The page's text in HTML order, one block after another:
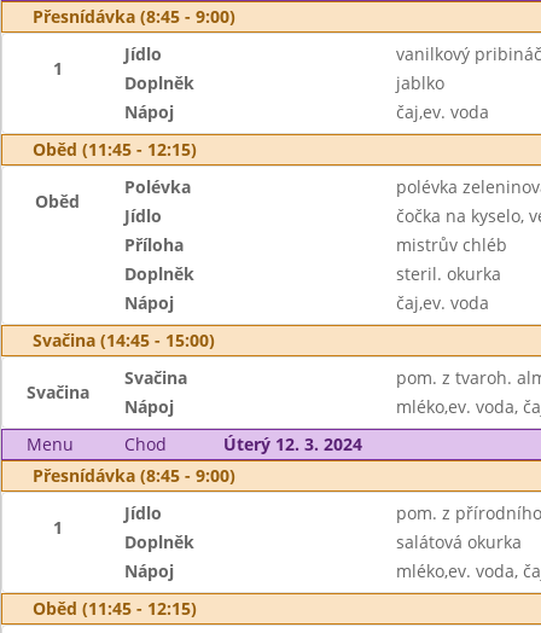
Přesnídávka (8:45 - 9:00)
1
Jídlo
vanilkový
Doplněk
jablko
Nápoj
čaj,ev. voda
Oběd (11:45 - 12:15)
Oběd
Polévka
polévka
Jídlo
čočka na kyselo,
Příloha
mistrův chléb
Doplněk
steril. okurka
Nápoj
čaj,ev. voda
Svačina (14:45 - 15:00)
Svačina
Svačina
pom. z tvaroh.
Nápoj
mléko,ev. voda,
Menu
Chod
Úterý 12. 3. 2024
Přesnídávka (8:45 - 9:00)
1
Jídlo
pom. z
Doplněk
salátová okurka
Nápoj
mléko,ev. voda,
Oběd (11:45 - 12:15)